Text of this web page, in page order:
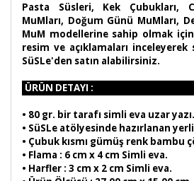
Pasta Süsleri, Kek Çubukları,
MuMları, Doğum Günü MuMları,
MuM modellerine sahip olmak
resim ve açıklamaları
SüSLe'den satın alabilirsiniz.
ÜRÜN DETAYI :
• 80 gr. bir tarafı simli eva uzar yazı.
• SüSLe atölyesinde hazırlanan
• Çubuk kısmı gümüş renk bambu
• Flama : 6 cm x 4 cm Simli eva.
• Harfler : 3 cm x 2 cm Simli eva.